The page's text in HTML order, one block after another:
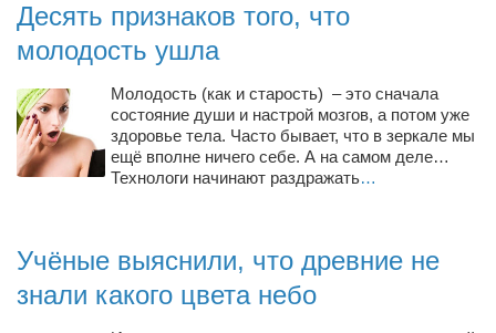
Римма Миленкова
Александр Садовский
Сергей Степанов
Анна Черненко
Гостиная
Он и Она
Десять признаков того, что
молодость ушла
Молодость (как и старость) – это сначала
состояние души и настрой мозгов, а потом уже
здоровье тела. Часто бывает, что в зеркале мы
ещё вполне ничего себе. А на самом деле…
Технологи начинают раздражать…
Учёные выяснили, что древние не
знали какого цвета небо